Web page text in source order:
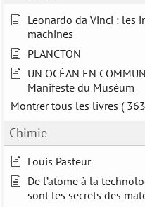
Leonardo da Vinci : les
machines
PLANCTON
UN OCÉAN EN COMMUN
Manifeste du Muséum
Montrer tous les livres (
Chimie
Louis Pasteur
De l’atome à la
sont les secrets des